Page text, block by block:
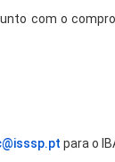
com o
para o